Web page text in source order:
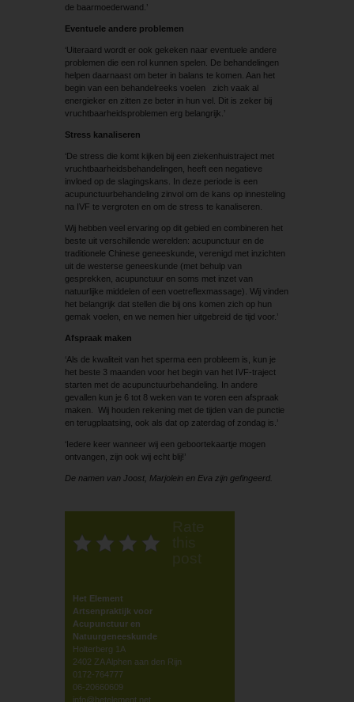
de baarmoederwand.’
Eventuele andere problemen
‘Uiteraard wordt er ook gekeken naar eventuele andere
problemen die een rol kunnen spelen. De behandelingen
helpen daarnaast om beter in balans te komen. Aan het
begin van een behandelreeks voelen zich vaak al
energieker en zitten ze beter in hun vel. Dit is zeker bij
vruchtbaarheidsproblemen erg belangrijk.’
Stress kanaliseren
‘De stress die komt kijken bij een ziekenhuistraject met
vruchtbaarheidsbehandelingen, heeft een negatieve
invloed op de slagingskans. In deze periode is een
acupunctuurbehandeling zinvol om de kans op innesteling
na IVF te vergroten en om de stress te kanaliseren.
Wij hebben veel ervaring op dit gebied en combineren het
beste uit verschillende werelden: acupunctuur en de
traditionele Chinese geneeskunde, verenigd met inzichten
uit de westerse geneeskunde (met behulp van
gesprekken, acupunctuur en soms met inzet van
natuurlijke middelen of een voetreflexmassage). Wij vinden
het belangrijk dat stellen die bij ons komen zich op hun
gemak voelen, en we nemen hier uitgebreid de tijd voor.’
Afspraak maken
‘Als de kwaliteit van het sperma een probleem is, kun je
het beste 3 maanden voor het begin van het IVF-traject
starten met de acupunctuurbehandeling. In andere
gevallen kun je 6 tot 8 weken van te voren een afspraak
maken. Wij houden rekening met de tijden van de punctie
en terugplaatsing, ook als dat op zaterdag of zondag is.’
‘Iedere keer wanneer wij een geboortekaartje mogen
ontvangen, zijn ook wij echt blij!’
De namen van Joost, Marjolein en Eva zijn gefingeerd.
Het Element
Artsenpraktijk voor
Acupunctuur en
Natuurgeneeskunde
Holterberg 1A
2402 ZA Alphen aan den Rijn
0172-764777
06-20660609
info@hetelement.net